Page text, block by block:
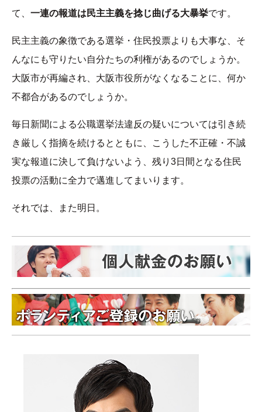
て、 一連の報道は民主主義を捻じ曲げる大暴挙です。
民主主義の象徴である選挙・住民投票よりも大事な、そ
んなにも守りたい自分たちの利権があるのでしょうか。
大阪市が再編され、大阪市役所がなくなることに、何か
不都合があるのでしょうか。
毎日新聞による公職選挙法違反の疑いについては引き続
き厳しく指摘を続けるとともに、こうした不正確・不誠
実な報道に決して負けないよう、残り3日間となる住民
投票の活動に全力で邁進してまいります。
それでは、また明日。